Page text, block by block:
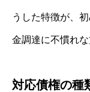
うした特徴が、
金調達に不慣れ
対応債権の種